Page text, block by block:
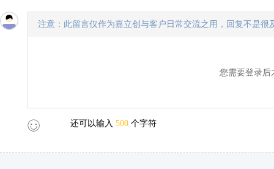
注意：此留言仅作为嘉立创与客户日常交流之用，回复不是
您需要登录
还可以输入 500 个字符